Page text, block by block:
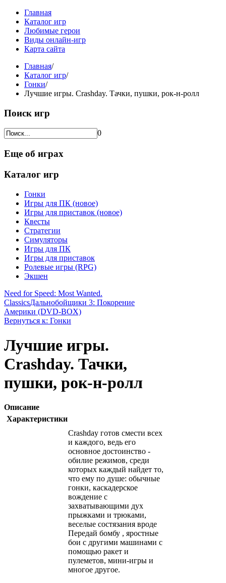
Главная
Каталог игр
Любимые герои
Виды онлайн-игр
Карта сайта
Главная/
Каталог игр/
Гонки/
Лучшие игры. Crashday. Тачки, пушки, рок-н-ролл
Поиск игр
0
Еще об играх
Каталог игр
Гонки
Игры для ПК (новое)
Игры для приставок (новое)
Квесты
Стратегии
Симуляторы
Игры для ПК
Игры для приставок
Ролевые игры (RPG)
Экшен
Need for Speed: Most Wanted.
ClassicsДальнобойщики 3: Покорение
Америки (DVD-BOX)
Вернуться к: Гонки
Лучшие игры.
Crashday. Тачки,
пушки, рок-н-ролл
Описание
Характеристики
Crashday готов смести всех
и каждого, ведь его
основное достоинство -
обилие режимов, среди
которых каждый найдет то,
что ему по душе: обычные
гонки, каскадерское
вождение с
захватывающими дух
прыжками и трюками,
веселые состязания вроде
Передай бомбу , яростные
бои с другими машинами с
помощью ракет и
пулеметов, мини-игры и
многое другое.